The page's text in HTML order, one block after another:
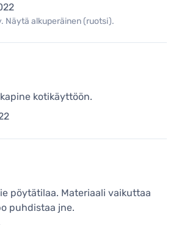
Näytä alkuperäinen (ruotsi).
kotikäyttöön.
pöytätilaa. Materiaali vaikuttaa
puhdistaa jne.